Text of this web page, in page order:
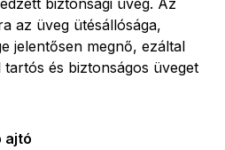
biztonsági üveg. Az
az üveg ütésállósága,
jelentősen megnő, ezáltal
és biztonságos üveget
ajtó